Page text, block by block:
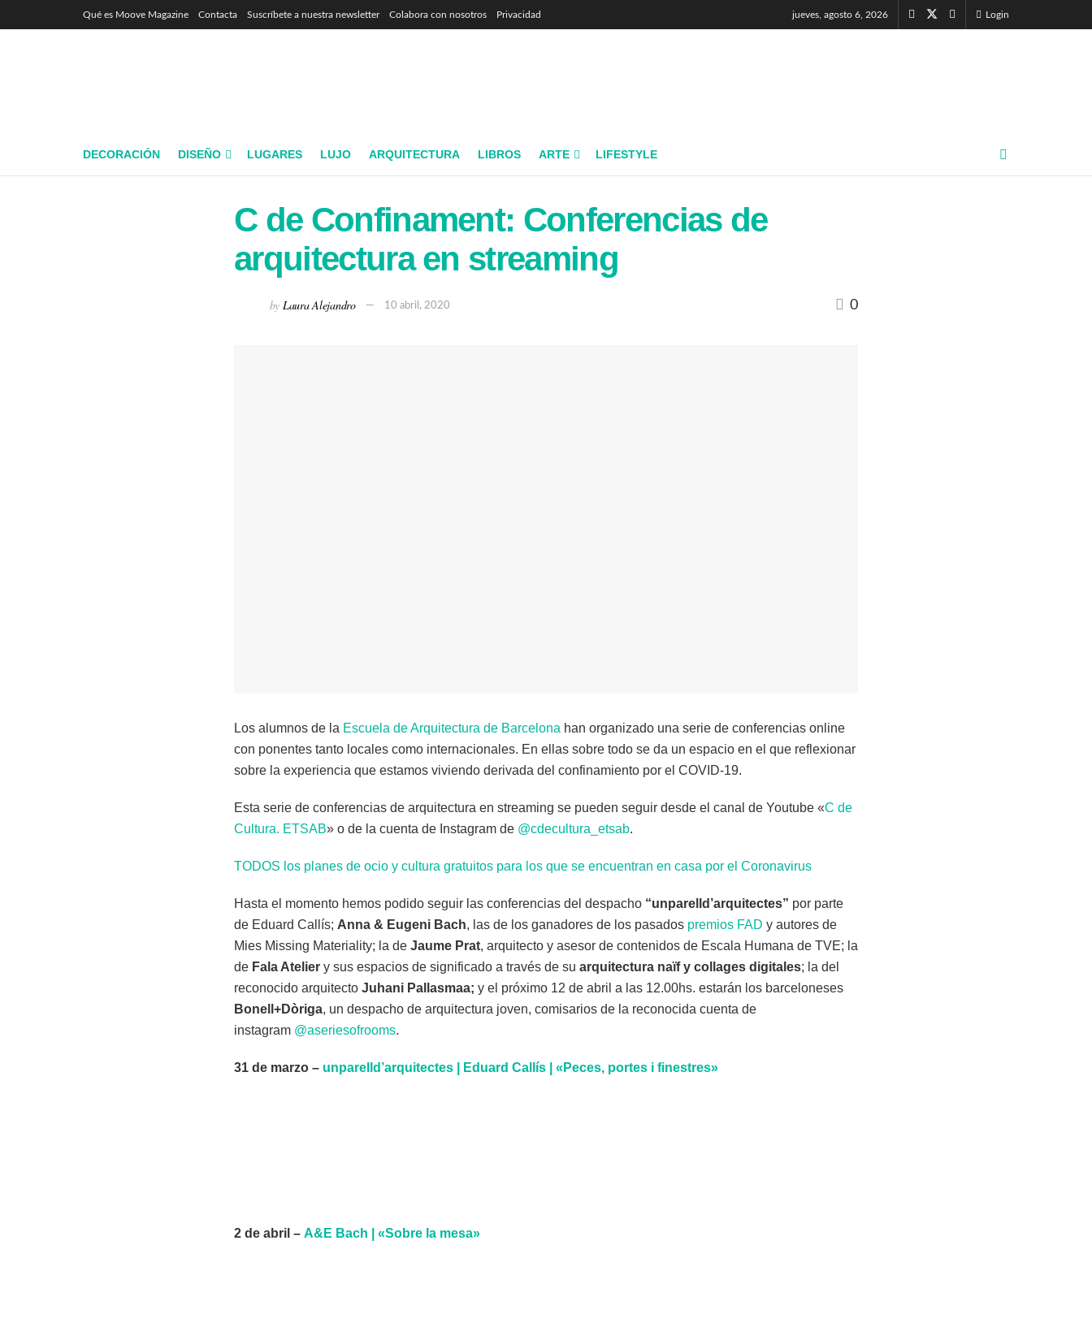
Qué es Moove Magazine Contacta Suscríbete a nuestra newsletter Colabora con nosotros Privacidad jueves, agosto 6, 2026 Login
DECORACIÓN DISEÑO LUGARES LUJO ARQUITECTURA LIBROS ARTE LIFESTYLE
C de Confinament: Conferencias de
arquitectura en streaming
by Laura Alejandro 10 abril, 2020 0
Los alumnos de la Escuela de Arquitectura de Barcelona han organizado una serie de conferencias online
con ponentes tanto locales como internacionales. En ellas sobre todo se da un espacio en el que reflexionar
sobre la experiencia que estamos viviendo derivada del confinamiento por el COVID-19.
Esta serie de conferencias de arquitectura en streaming se pueden seguir desde el canal de Youtube «C de
Cultura. ETSAB» o de la cuenta de Instagram de @cdecultura_etsab.
TODOS los planes de ocio y cultura gratuitos para los que se encuentran en casa por el Coronavirus
Hasta el momento hemos podido seguir las conferencias del despacho “unparelld’arquitectes” por parte
de Eduard Callís; Anna & Eugeni Bach, las de los ganadores de los pasados premios FAD y autores de
Mies Missing Materiality; la de Jaume Prat, arquitecto y asesor de contenidos de Escala Humana de TVE; la
de Fala Atelier y sus espacios de significado a través de su arquitectura naïf y collages digitales; la del
reconocido arquitecto Juhani Pallasmaa; y el próximo 12 de abril a las 12.00hs. estarán los barceloneses
Bonell+Dòriga, un despacho de arquitectura joven, comisarios de la reconocida cuenta de
instagram @aseriesofrooms.
31 de marzo – unparelld’arquitectes | Eduard Callís | «Peces, portes i finestres»
2 de abril – A&E Bach | «Sobre la mesa»